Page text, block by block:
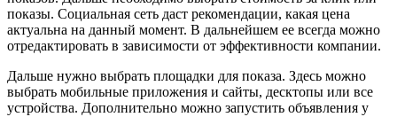
показы. Социальная сеть даст рекомендации, какая цена
актуальна на данный момент. В дальнейшем ее всегда можно
отредактировать в зависимости от эффективности компании.
Дальше нужно выбрать площадки для показа. Здесь можно
выбрать мобильные приложения и сайты, десктопы или все
устройства. Дополнительно можно запустить объявления у